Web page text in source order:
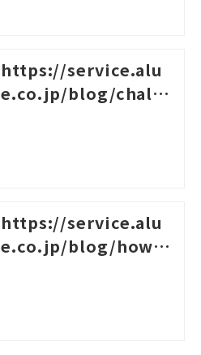
https://service.alu
e.co.jp/blog/challe
https://service.alu
e.co.jp/blog/how-t